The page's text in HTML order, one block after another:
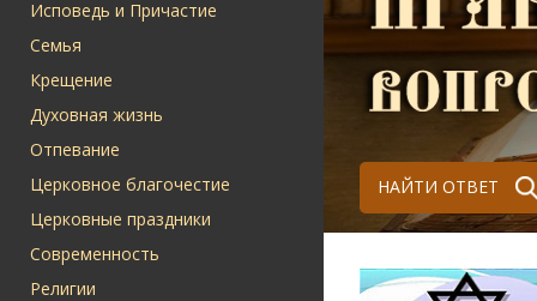
Исповедь и Причастие
Семья
Крещение
Духовная жизнь
Отпевание
Церковное благочестие
Церковные праздники
Современность
Религии
НАЙТИ ОТВЕТ